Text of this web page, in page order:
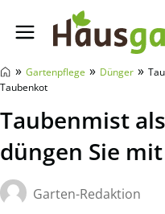
» Gartenpflege » Dünger »
Taubenkot
Taubenmist
düngen Sie
Garten-Redaktion